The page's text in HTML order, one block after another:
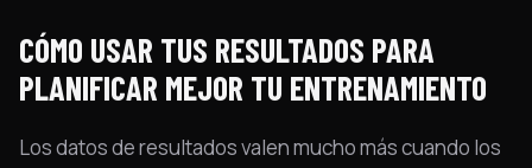
CÓMO USAR TUS RESULTADOS PARA
PLANIFICAR MEJOR TU ENTRENAMIENTO
Los datos de resultados valen mucho más cuando los